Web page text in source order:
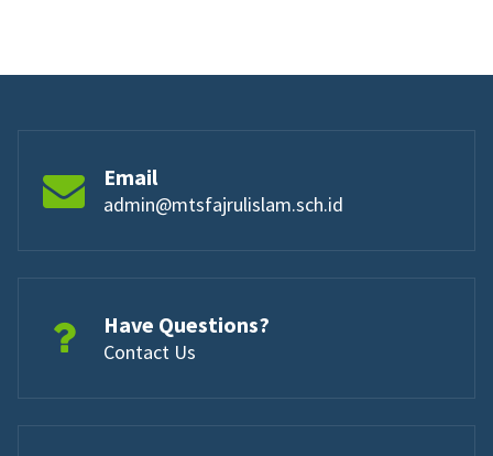
Email
admin@mtsfajrulislam.sch.id
Have Questions?
Contact Us